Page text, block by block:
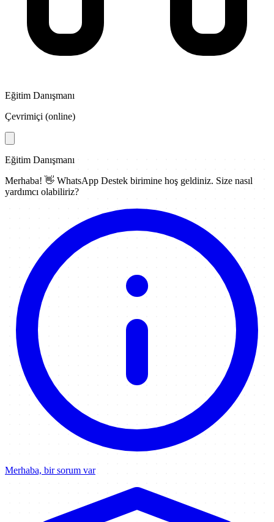
Eğitim Danışmanı
Çevrimiçi (online)
Eğitim Danışmanı
Merhaba! 👋 WhatsApp Destek birimine hoş geldiniz. Size nasıl
yardımcı olabiliriz?
Merhaba, bir sorum var